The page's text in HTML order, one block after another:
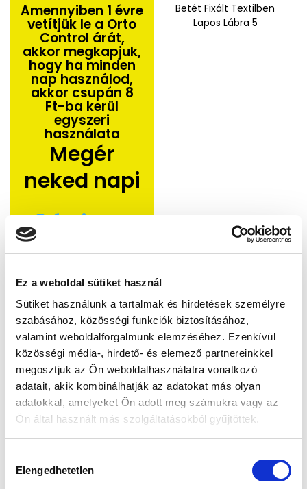
Ez a weboldal sütiket használ
Sütiket használunk a tartalmak és hirdetések személyre
szabásához, közösségi funkciók biztosításához,
valamint weboldalforgalmunk elemzéséhez. Ezenkívül
közösségi média-, hirdető- és elemező partnereinkkel
megosztjuk az Ön weboldalhasználatra vonatkozó
adatait, akik kombinálhatják az adatokat más olyan
adatokkal, amelyeket Ön adott meg számukra vagy az
Ön által használt más szolgáltatásokból gyűjtöttek.
Elengedhetetlen
Amennyiben 1 évre
vetítjük le a Orto
Control árát,
akkor megkapjuk,
hogy ha minden
nap használod,
akkor csupán 8
Ft-ba kerül
egyszeri
használata
Megér
neked napi
8 forintot
a lábad és
a talpbad,
valamint
lábfejed
támogatás
a és az
általános
zet